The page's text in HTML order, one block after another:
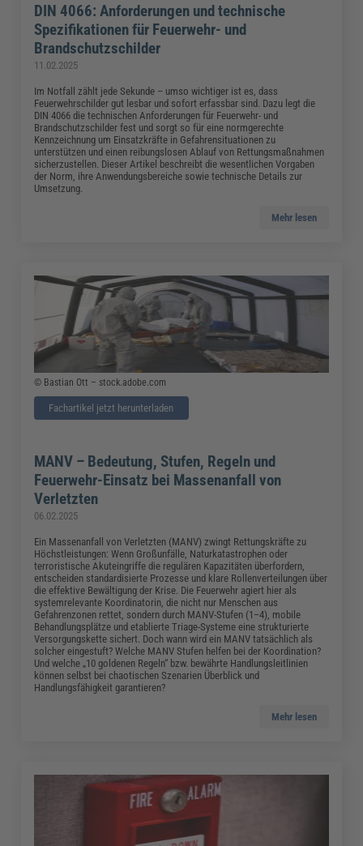
DIN 4066: Anforderungen und technische
Spezifikationen für Feuerwehr- und
Brandschutzschilder
11.02.2025
Im Notfall zählt jede Sekunde – umso wichtiger ist es, dass
Feuerwehrschilder gut lesbar und sofort erfassbar sind. Dazu legt die
DIN 4066 die technischen Anforderungen für Feuerwehr- und
Brandschutzschilder fest und sorgt so für eine normgerechte
Kennzeichnung um Einsatzkräfte in Gefahrensituationen zu
unterstützen und einen reibungslosen Ablauf von Rettungsmaßnahmen
sicherzustellen. Dieser Artikel beschreibt die wesentlichen Vorgaben
der Norm, ihre Anwendungsbereiche sowie technische Details zur
Umsetzung.
Mehr lesen
© Bastian Ott – stock.adobe.com
Fachartikel jetzt herunterladen
MANV – Bedeutung, Stufen, Regeln und
Feuerwehr-Einsatz bei Massenanfall von
Verletzten
06.02.2025
Ein Massenanfall von Verletzten (MANV) zwingt Rettungskräfte zu
Höchstleistungen: Wenn Großunfälle, Naturkatastrophen oder
terroristische Akuteingriffe die regulären Kapazitäten überfordern,
entscheiden standardisierte Prozesse und klare Rollenverteilungen über
die effektive Bewältigung der Krise. Die Feuerwehr agiert hier als
systemrelevante Koordinatorin, die nicht nur Menschen aus
Gefahrenzonen rettet, sondern durch MANV-Stufen (1–4), mobile
Behandlungsplätze und etablierte Triage-Systeme eine strukturierte
Versorgungskette sichert. Doch wann wird ein MANV tatsächlich als
solcher eingestuft? Welche MANV Stufen helfen bei der Koordination?
Und welche „10 goldenen Regeln“ bzw. bewährte Handlungsleitlinien
können selbst bei chaotischen Szenarien Überblick und
Handlungsfähigkeit garantieren?
Mehr lesen